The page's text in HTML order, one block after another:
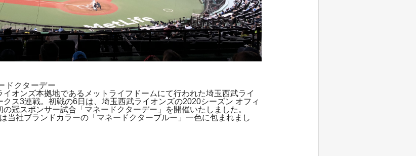
ドクターデー
オンズ本拠地であるメットライフドームにて行われた埼玉西武ライ
ス3連戦。初戦の6日は、埼玉西武ライオンズの2020シーズン オフィ
冠スポンサー試合「マネードクターデー」を開催いたしました。
当社ブランドカラーの「マネードクターブルー」一色に包まれまし